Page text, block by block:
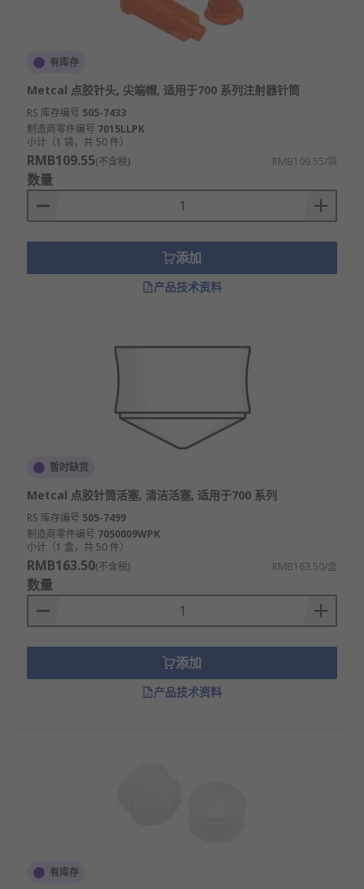
有库存
Metcal 点胶针头, 尖端帽, 适用于700 系列注射器针筒
RS 库存编号 505-7433
制造商零件编号 7015LLPK
小计（1 袋，共 50 件）
RMB109.55(不含税) RMB109.55/袋
数量
添加
产品技术资料
暂时缺货
Metcal 点胶针筒活塞, 清洁活塞, 适用于700 系列
RS 库存编号 505-7499
制造商零件编号 7050009WPK
小计（1 盒，共 50 件）
RMB163.50(不含税) RMB163.50/盒
数量
添加
产品技术资料
有库存